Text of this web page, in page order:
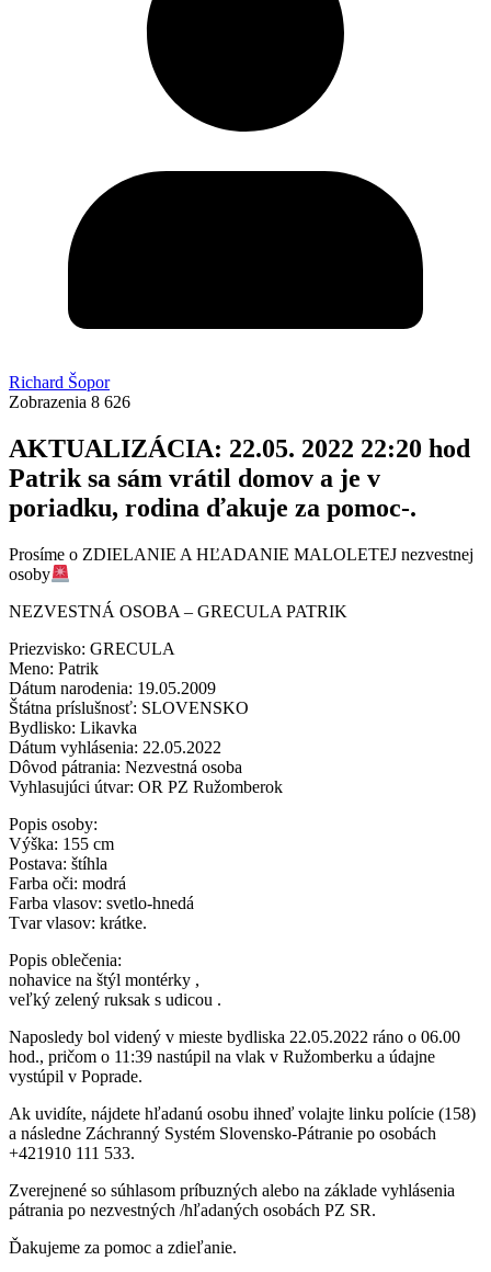
Richard Šopor
Zobrazenia 8 626
AKTUALIZÁCIA: 22.05. 2022 22:20 hod
Patrik sa sám vrátil domov a je v
poriadku, rodina ďakuje za pomoc-.
Prosíme o ZDIELANIE A HĽADANIE MALOLETEJ nezvestnej
osoby
NEZVESTNÁ OSOBA – GRECULA PATRIK
Priezvisko: GRECULA
Meno: Patrik
Dátum narodenia: 19.05.2009
Štátna príslušnosť: SLOVENSKO
Bydlisko: Likavka
Dátum vyhlásenia: 22.05.2022
Dôvod pátrania: Nezvestná osoba
Vyhlasujúci útvar: OR PZ Ružomberok
Popis osoby:
Výška: 155 cm
Postava: štíhla
Farba oči: modrá
Farba vlasov: svetlo-hnedá
Tvar vlasov: krátke.
Popis oblečenia:
nohavice na štýl montérky ,
veľký zelený ruksak s udicou .
Naposledy bol videný v mieste bydliska 22.05.2022 ráno o 06.00
hod., pričom o 11:39 nastúpil na vlak v Ružomberku a údajne
vystúpil v Poprade.
Ak uvidíte, nájdete hľadanú osobu ihneď volajte linku polície (158)
a následne Záchranný Systém Slovensko-Pátranie po osobách
+421910 111 533.
Zverejnené so súhlasom príbuzných alebo na základe vyhlásenia
pátrania po nezvestných /hľadaných osobách PZ SR.
Ďakujeme za pomoc a zdieľanie.